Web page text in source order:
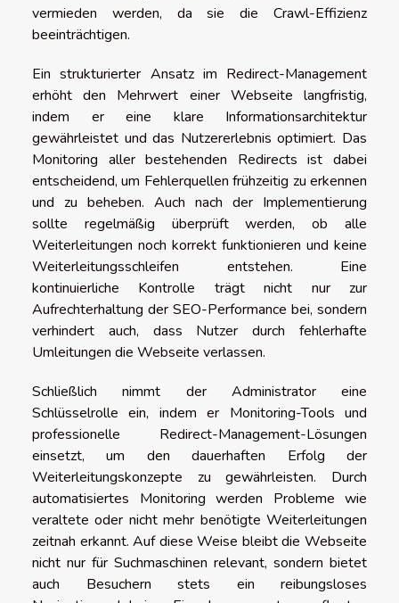
vermieden werden, da sie die Crawl-Effizienz
beeinträchtigen.
Ein strukturierter Ansatz im Redirect-Management
erhöht den Mehrwert einer Webseite langfristig,
indem er eine klare Informationsarchitektur
gewährleistet und das Nutzererlebnis optimiert. Das
Monitoring aller bestehenden Redirects ist dabei
entscheidend, um Fehlerquellen frühzeitig zu erkennen
und zu beheben. Auch nach der Implementierung
sollte regelmäßig überprüft werden, ob alle
Weiterleitungen noch korrekt funktionieren und keine
Weiterleitungsschleifen entstehen. Eine
kontinuierliche Kontrolle trägt nicht nur zur
Aufrechterhaltung der SEO-Performance bei, sondern
verhindert auch, dass Nutzer durch fehlerhafte
Umleitungen die Webseite verlassen.
Schließlich nimmt der Administrator eine
Schlüsselrolle ein, indem er Monitoring-Tools und
professionelle Redirect-Management-Lösungen
einsetzt, um den dauerhaften Erfolg der
Weiterleitungskonzepte zu gewährleisten. Durch
automatisiertes Monitoring werden Probleme wie
veraltete oder nicht mehr benötigte Weiterleitungen
zeitnah erkannt. Auf diese Weise bleibt die Webseite
nicht nur für Suchmaschinen relevant, sondern bietet
auch Besuchern stets ein reibungsloses